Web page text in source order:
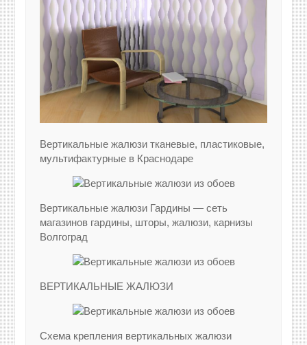
Вертикальные жалюзи тканевые, пластиковые,
мультифактурные в Краснодаре
Вертикальные жалюзи Гардины — сеть
магазинов гардины, шторы, жалюзи, карнизы
Волгоград
ВЕРТИКАЛЬНЫЕ ЖАЛЮЗИ
Схема крепления вертикальных жалюзи